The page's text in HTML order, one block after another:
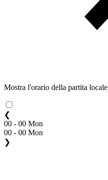
Mostra l'orario della partita locale
❮
00 - 00 Mon
00 - 00 Mon
❯